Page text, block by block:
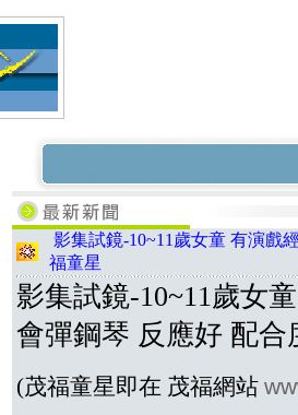
影集試鏡-10~11歲女童 有演戲
福童星
影集試鏡-10~11歲女
會彈鋼琴 反應好 配合
(茂福童星即在 茂福網站